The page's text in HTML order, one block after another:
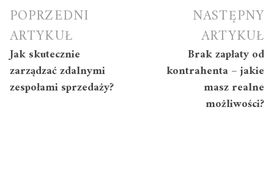
Nawigacja
wpisu
POPRZEDNI
ARTYKUŁ
Jak skutecznie
zarządzać zdalnymi
zespołami sprzedaży?
NASTĘPNY
ARTYKUŁ
Brak zapłaty od
kontrahenta – jakie
masz realne
możliwości?